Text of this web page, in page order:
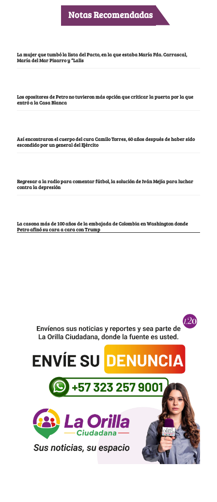
Notas Recomendadas
La mujer que tumbó la lista del Pacto, en la que estaba María Fda. Carrascal,
María del Mar Pizarro y “Lalis
Los opositores de Petro no tuvieron más opción que criticar la puerta por la que
entró a la Casa Blanca
Así encontraron el cuerpo del cura Camilo Torres, 60 años después de haber sido
escondido por un general del Ejército
Regresar a la radio para comentar fútbol, la solución de Iván Mejía para luchar
contra la depresión
La casona más de 100 años de la embajada de Colombia en Washington donde
Petro afinó su cara a cara con Trump